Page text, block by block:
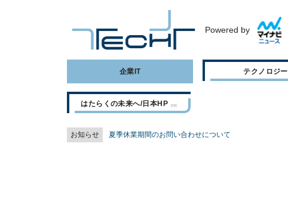
Powered by
企業IT テクノロジー
はたらくの未来へ/日本HP
お知らせ 夏季休業期間のお問い合わせについて